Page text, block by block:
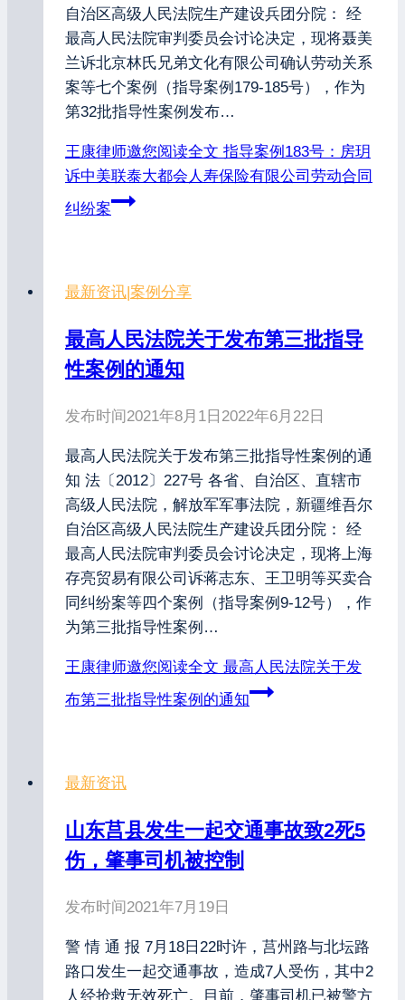
自治区高级人民法院生产建设兵团分院： 经
最高人民法院审判委员会讨论决定，现将聂美
兰诉北京林氏兄弟文化有限公司确认劳动关系
案等七个案例（指导案例179-185号），作为
第32批指导性案例发布…
王康律师邀您阅读全文 指导案例183号：房玥
诉中美联泰大都会人寿保险有限公司劳动合同
纠纷案
最新资讯|案例分享
最高人民法院关于发布第三批指导
性案例的通知
发布时间2021年8月1日 2022年6月22日
最高人民法院关于发布第三批指导性案例的通
知 法〔2012〕227号 各省、自治区、直辖市
高级人民法院，解放军军事法院，新疆维吾尔
自治区高级人民法院生产建设兵团分院： 经
最高人民法院审判委员会讨论决定，现将上海
存亮贸易有限公司诉蒋志东、王卫明等买卖合
同纠纷案等四个案例（指导案例9-12号），作
为第三批指导性案例…
王康律师邀您阅读全文 最高人民法院关于发
布第三批指导性案例的通知
最新资讯
山东莒县发生一起交通事故致2死5
伤，肇事司机被控制
发布时间2021年7月19日
警 情 通 报 7月18日22时许，莒州路与北坛路
路口发生一起交通事故，造成7人受伤，其中2
人经抢救无效死亡。目前，肇事司机已被警方